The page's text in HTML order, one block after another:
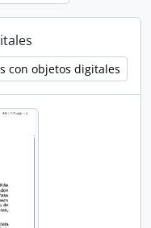
con objetos digitales